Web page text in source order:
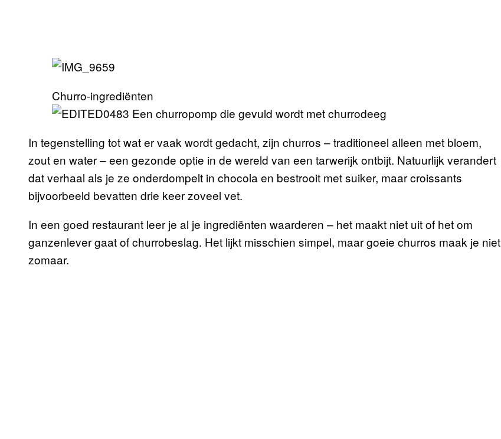
Churro-ingrediënten
Een churropomp die gevuld wordt met churrodeeg
In tegenstelling tot wat er vaak wordt gedacht, zijn churros – traditioneel alleen met bloem,
zout en water – een gezonde optie in de wereld van een tarwerijk ontbijt. Natuurlijk verandert
dat verhaal als je ze onderdompelt in chocola en bestrooit met suiker, maar croissants
bijvoorbeeld bevatten drie keer zoveel vet.
In een goed restaurant leer je al je ingrediënten waarderen – het maakt niet uit of het om
ganzenlever gaat of churrobeslag. Het lijkt misschien simpel, maar goeie churros maak je niet
zomaar.